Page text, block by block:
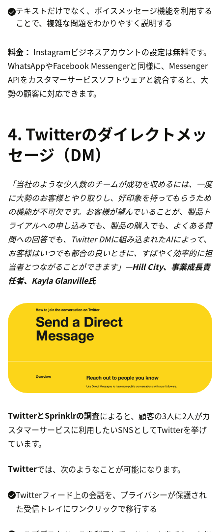
テキストだけでなく、ボイスメッセージ機能を利用する
ことで、複雑な問題をわかりやすく説明する
料金： Instagramビジネスアカウントの設定は無料です。
WhatsAppやFacebook Messengerと同様に、Messenger
APIをカスタマーサービスソフトウェアと統合すると、大
勢の顧客に対応できます。
4. Twitterのダイレクトメッ
セージ（DM）
「当社のような少人数のチームが成功を収めるには、一度
に大勢のお客様とやり取りし、好印象を持ってもらうため
の機能が不可欠です。お客様が望んでいることが、製品ト
ライアルへの申し込みでも、製品の購入でも、よくある質
問への回答でも、Twitter DMに組み込まれたAIによって、
お客様はいつでも都合の良いときに、すばやく効率的に担
当者とつながることができます」—Hill City、事業成長責
任者、Kayla Glanville氏
TwitterとSprinklrの調査によると、顧客の3人に2人がカ
スタマーサービスに利用したいSNSとしてTwitterを挙げ
ています。
Twitterでは、次のようなことが可能になります。
Twitterフィード上の会話を、プライバシーが保護され
た受信トレイにワンクリックで移行する